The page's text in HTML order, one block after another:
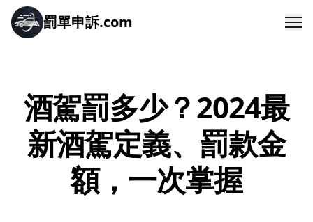
罰單申訴.com
酒駕罰多少？2024最
新酒駕定義、罰款金
額，一次掌握